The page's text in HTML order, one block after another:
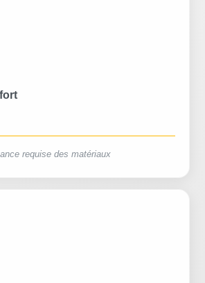
requise des matériaux